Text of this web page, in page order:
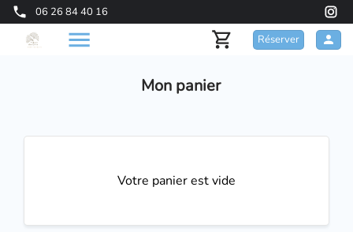
06 26 84 40 16
Réserver
Mon panier
Votre panier est vide